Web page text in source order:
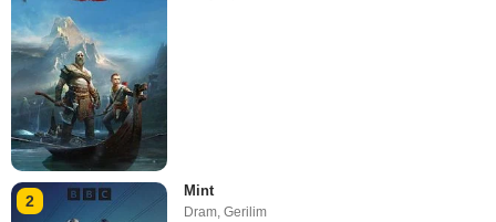
2
Mint
Dram,Gerilim